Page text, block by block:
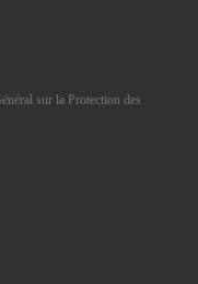
sur la Protection des